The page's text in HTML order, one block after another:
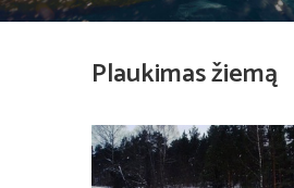
Plaukimas žiemą